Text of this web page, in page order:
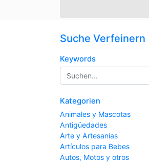
Suche Verfeinern
Keywords
Kategorien
Animales y Mascotas
Antigüedades
Arte y Artesanías
Artículos para Bebes
Autos, Motos y otros